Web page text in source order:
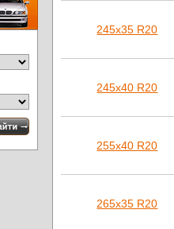
245х35 R20
245х40 R20
255х40 R20
265х35 R20